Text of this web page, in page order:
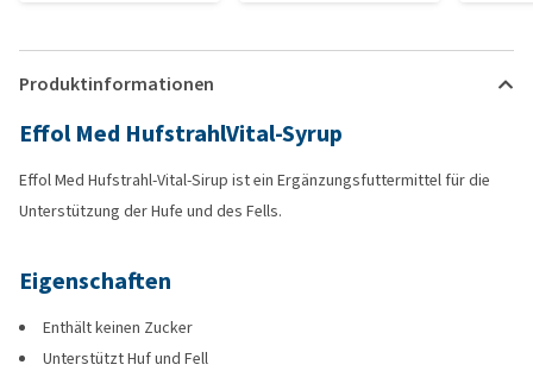
Produktinformationen
Effol Med HufstrahlVital-Syrup
Effol Med Hufstrahl-Vital-Sirup ist ein Ergänzungsfuttermittel für die
Unterstützung der Hufe und des Fells.
Eigenschaften
Enthält keinen Zucker
Unterstützt Huf und Fell